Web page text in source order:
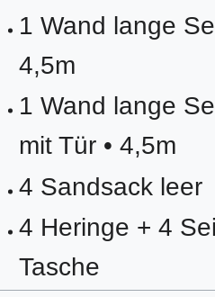
1 Wand lange
4,5m
1 Wand lange
mit Tür • 4,5m
4 Sandsack leer
4 Heringe + 4
Tasche